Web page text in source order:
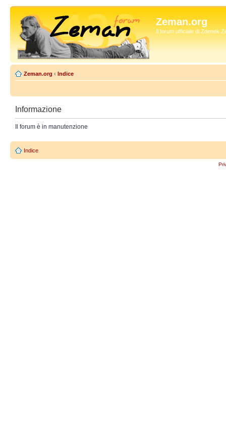
Zeman.org
Il forum ufficiale di Zdenek
Zeman.org ‹ Indice
Informazione
Il forum è in manutenzione
Indice